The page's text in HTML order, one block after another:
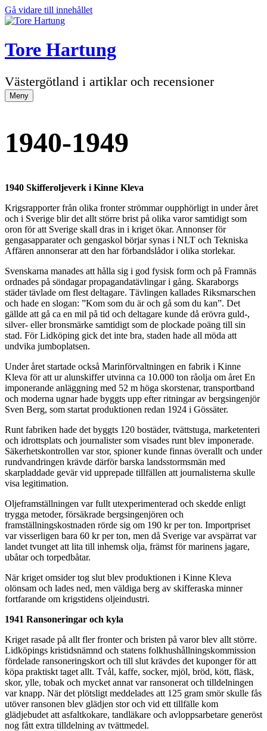
Gå vidare till innehållet
Tore Hartung
Västergötland i artiklar och recensioner
Meny
1940-1949
1940 Skifferoljeverk i Kinne Kleva
Krigsrapporter från olika fronter strömmar oupphörligt in under året
och i Sverige blir det allt större brist på olika varor samtidigt som
oron för att Sverige skall dras in i kriget ökar. Annonser för
gengasapparater och gengaskol börjar synas i NLT och Tekniska
Affären annonserar att den har förbandslådor i olika storlekar.
Svenskarna manades att hålla sig i god fysisk form och på Framnäs
ordnades på söndagar propagandatävlingar i gång. Skaraborgs
städer tävlade om flest deltagare. Tävlingen kallades Riksmarschen
och hade en slogan: ”Kom som du är och gå som du kan”. Det
gällde att gå ca en mil på tid och deltagare kunde då erövra guld-,
silver- eller bronsmärke samtidigt som de plockade poäng till sin
stad. För Lidköping gick det inte bra, staden hade all möda att
undvika jumboplatsen.
Under året startade också Marinförvaltningen en fabrik i Kinne
Kleva för att ur alunskiffer utvinna ca 10.000 ton råolja om året En
imponerande anläggning med 52 m höga skorstenar, transportband
och moderna ugnar hade byggts upp efter ritningar av bergsingenjör
Sven Berg, som startat produktionen redan 1924 i Gössäter.
Runt fabriken hade det byggts 120 bostäder, tvättstuga, marketenteri
och idrottsplats och journalister som visades runt blev imponerade.
Säkerhetskontrollen var stor, spioner kunde finnas överallt och under
rundvandringen krävde därför barska landsstormsmän med
skarpladdade gevär vid upprepade tillfällen att journalisterna skulle
visa legitimation.
Oljeframställningen var fullt utexperimenterad och skedde enligt
trygga metoder, försäkrade bergsingenjören och
framställningskostnaden rörde sig om 190 kr per ton. Importpriset
var visserligen bara 60 kr per ton, men då Sverige var avspärrat var
landet tvunget att lita till inhemsk olja, främst för marinens jagare,
ubåtar och torpedbåtar.
När kriget omsider tog slut blev produktionen i Kinne Kleva
olönsam och lades ned, men väldiga berg av skifferaska minner
fortfarande om krigstidens oljeindustri.
1941 Ransoneringar och kyla
Kriget rasade på allt fler fronter och bristen på varor blev allt större.
Lidköpings kristidsnämnd och statens folkhushållningskommission
fördelade ransoneringskort och till slut krävdes det kuponger för att
köpa praktiskt taget allt. Tvål, kaffe, socker, mjöl, bröd, kött, fläsk,
skor, ylle, tobak och mycket annat var ransonerat och tilldelningen
var knapp. När det plötsligt meddelades att 125 gram smör skulle fås
utöver ransonen blev glädjen stor och vid ett tillfälle kom
glädjebudet att asfaltkokare, tandläkare och avloppsarbetare generöst
nog fått extra tilldelning av tvättmedel.